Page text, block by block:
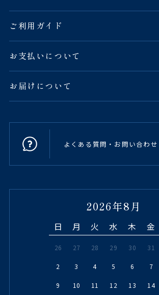
ご利用ガイド
お支払いについて
お届けについて
よくある質問・お問い合わせ
2026年8月
日 月 火 水 木 金
26 27 28 29 30 31
2 3 4 5 6 7
9 10 11 12 13 14